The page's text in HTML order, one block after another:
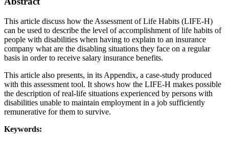
This article discuss how the Assessment of Life Habits (LIFE-H)
can be used to describe the level of accomplishment of life habits of
people with disabilities when having to explain to an insurance
company what are the disabling situations they face on a regular
basis in order to receive salary insurance benefits.
This article also presents, in its Appendix, a case-study produced
with this assessment tool. It shows how the LIFE-H makes possible
the description of real-life situations experienced by persons with
disabilities unable to maintain employment in a job sufficiently
remunerative for them to survive.
Keywords: